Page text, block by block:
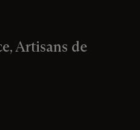
Artisans de